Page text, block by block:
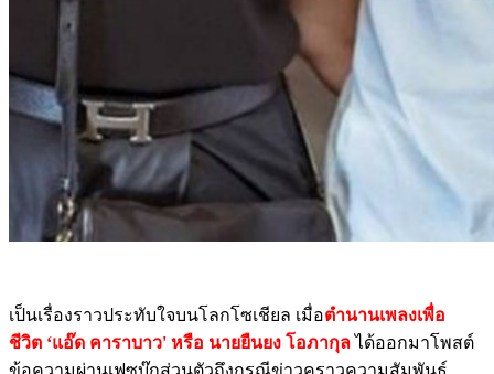
เป็นเรื่องราวประทับใจบนโลกโซเชียล เมื่อตำนานเพลงเพื่อ
ชีวิต ‘แอ๊ด คาราบาว' หรือ นายยืนยง โอภากุลได้ออกมาโพสต์
ข้อความผ่านเฟซบุ๊กส่วนตัวถึงกรณีข่าวคราวความสัมพันธ์